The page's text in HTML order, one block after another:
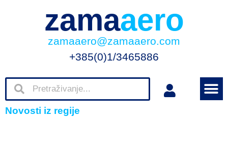
zamaaero
zamaaero@zamaaero.com
+385(0)1/3465886
Novosti iz regije